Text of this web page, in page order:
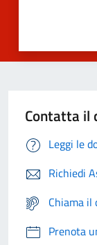
Contatta il
Leggi le
Richiedi
Chiama
Prenota